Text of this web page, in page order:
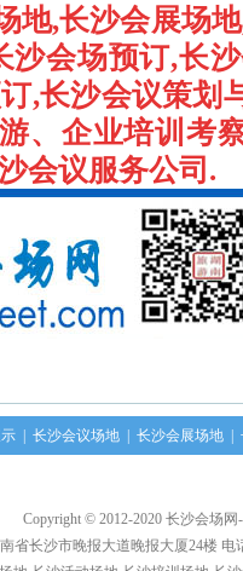
地,长沙会展场
沙会场预订,长
,长沙会议策划
、企业培训考
会议服务公司.
长沙会议场地 长沙会展场地
Copyright © 2012-2020 长沙会场
省长沙市晚报大道晚报大厦24楼 电